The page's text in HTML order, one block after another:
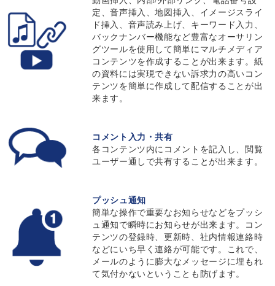
定、音声挿入、地図挿入、イメージスライ
ド挿入、音声読み上げ、キーワード入力、
バックナンバー機能など豊富なオーサリン
グツールを使用して簡単にマルチメディア
コンテンツを作成することが出来ます。紙
の資料には実現できない訴求力の高いコン
テンツを簡単に作成して配信することが出
来ます。
コメント入力・共有
各コンテンツ内にコメントを記入し、閲覧
ユーザー通しで共有することが出来ます。
プッシュ通知
簡単な操作で重要なお知らせなどをプッシ
ュ通知で瞬時にお知らせが出来ます。コン
テンツの登録時、更新時、社内情報連絡時
などにいち早く連絡が可能です。これで、
メールのように膨大なメッセージに埋もれ
て気付かないということも防げます。